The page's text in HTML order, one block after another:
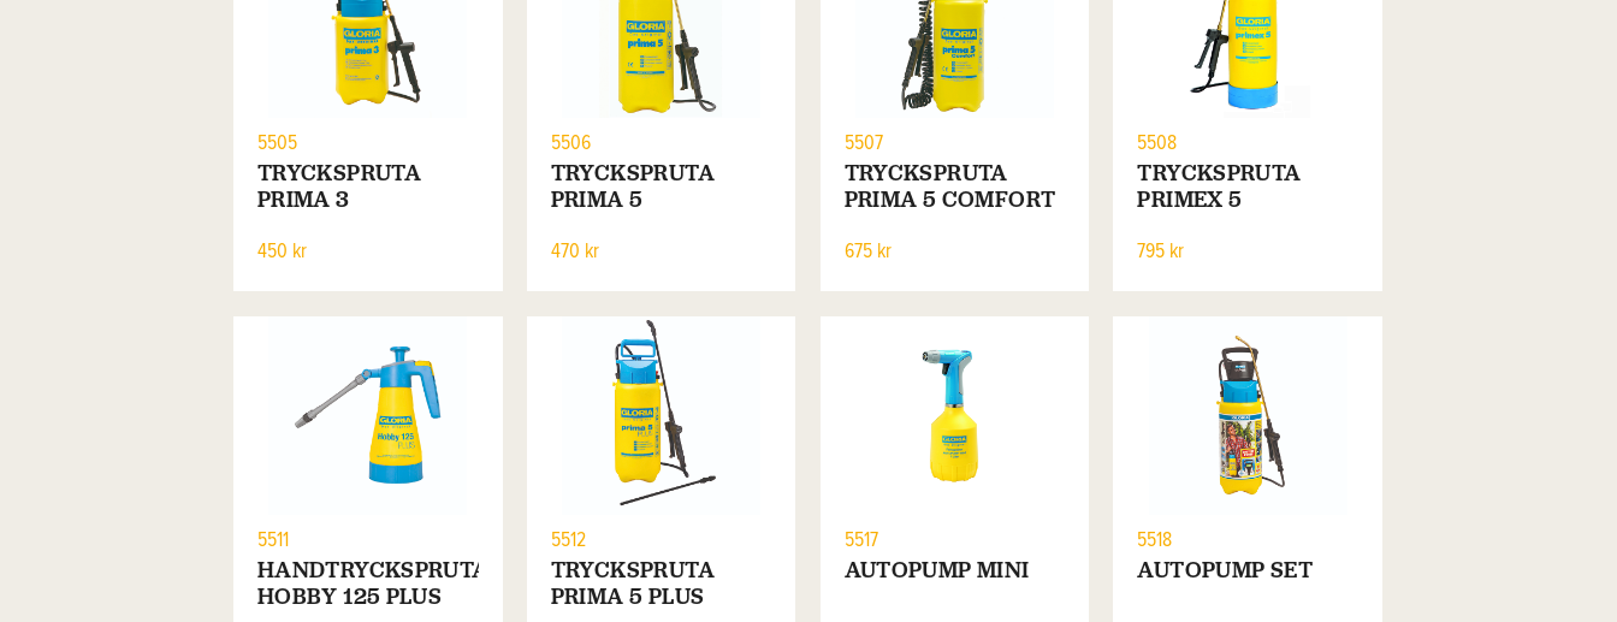
5505
TRYCKSPRUTA
PRIMA 3
450 kr
5506
TRYCKSPRUTA
PRIMA 5
470 kr
5507
TRYCKSPRUTA
PRIMA 5 COMFORT
675 kr
5508
TRYCKSPRUTA
PRIMEX 5
795 kr
5511
HANDTRYCKSPRUTA
HOBBY 125 PLUS
5512
TRYCKSPRUTA
PRIMA 5 PLUS
5517
AUTOPUMP MINI
5518
AUTOPUMP SET